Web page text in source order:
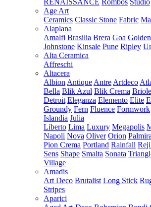
RENAISSANCE Rombos Studio
Age Art
Ceramics Classic Stone Fabric
Alaplana
Amalfi Brasilia Brera Goa
Johnstone Kinsale Pune Ripley
Alta Ceramica
Affreschi
Altacera
Albion Antique Antre Artdeco
Bella Blik Azul Blik Crema Briole
Detroit Eleganza Elemento Elite
Groundy Fern Fluence Formwork
Islandia Julia
Liberto Lima Luxury Megapolis
Napoli Nova Oliver Orion Palmira
Pion Crema Portland Rainfall
Sens Shape Smalta Sonata
Village
Amadis
Art Deco Brutalist Long Stick
Stripes
Aparici